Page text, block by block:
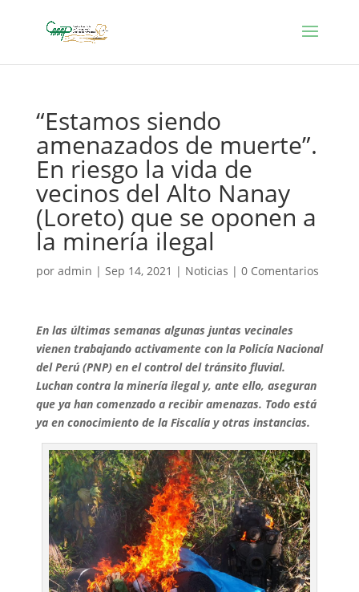
“Estamos siendo
amenazados de muerte”.
En riesgo la vida de
vecinos del Alto Nanay
(Loreto) que se oponen a
la minería ilegal
por admin | Sep 14, 2021 | Noticias | 0 Comentarios
En las últimas semanas algunas juntas vecinales
vienen trabajando activamente con la Policía Nacional
del Perú (PNP) en el control del tránsito fluvial.
Luchan contra la minería ilegal y, ante ello, aseguran
que ya han comenzado a recibir amenazas. Todo está
ya en conocimiento de la Fiscalía y otras instancias.